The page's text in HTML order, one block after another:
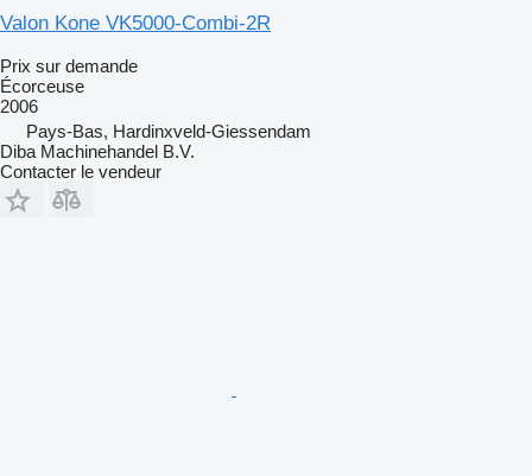
Valon Kone VK5000-Combi-2R
Prix sur demande
Écorceuse
2006
Pays-Bas, Hardinxveld-Giessendam
Diba Machinehandel B.V.
Contacter le vendeur